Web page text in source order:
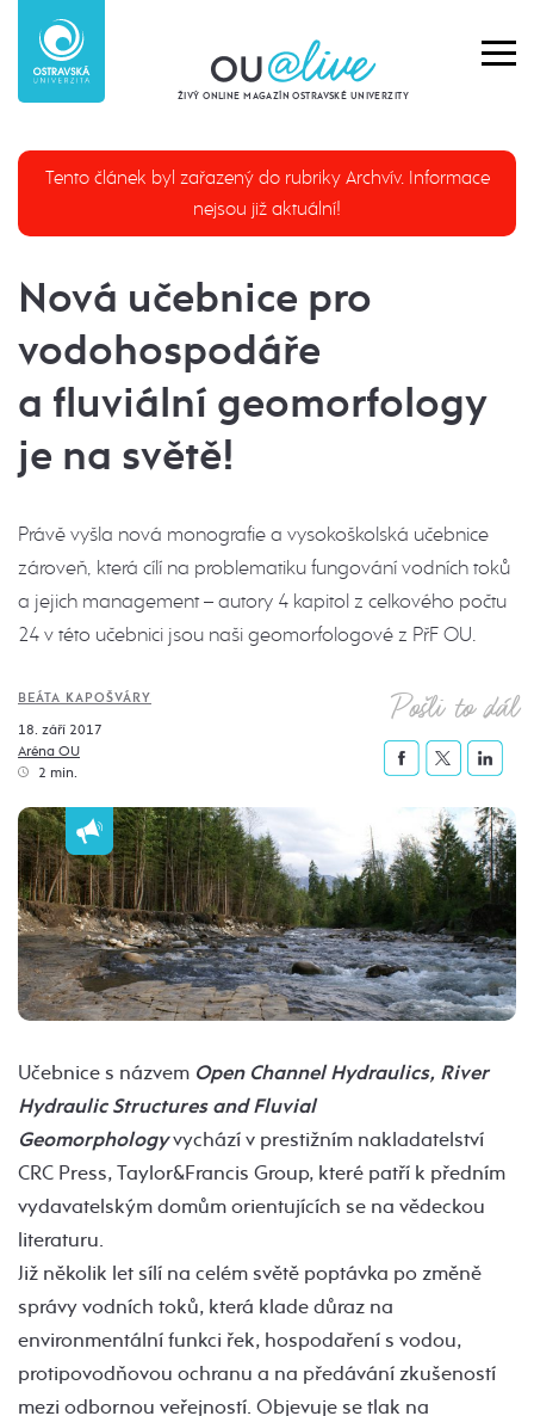
ŽIVÝ ONLINE MAGAZÍN OSTRAVSKÉ UNIVERZITY
Tento článek byl zařazený do rubriky Archvív. Informace
nejsou již aktuální!
Nová učebnice pro
vodohospodáře
a fluviální geomorfology
je na světě!
Právě vyšla nová monografie a vysokoškolská učebnice
zároveň, která cílí na problematiku fungování vodních toků
a jejich management – autory 4 kapitol z celkového počtu
24 v této učebnici jsou naši geomorfologové z PřF OU.
BEÁTA KAPOŠVÁRY
18. září 2017
Aréna OU
2 min.
Pošli to dál
Učebnice s názvem Open Channel Hydraulics, River
Hydraulic Structures and Fluvial
Geomorphologyvychází v prestižním nakladatelství
CRC Press, Taylor&Francis Group, které patří k předním
vydavatelským domům orientujících se na vědeckou
literaturu.
Již několik let sílí na celém světě poptávka po změně
správy vodních toků, která klade důraz na
environmentální funkci řek, hospodaření s vodou,
protipovodňovou ochranu a na předávání zkušeností
mezi odbornou veřejností. Objevuje se tlak na